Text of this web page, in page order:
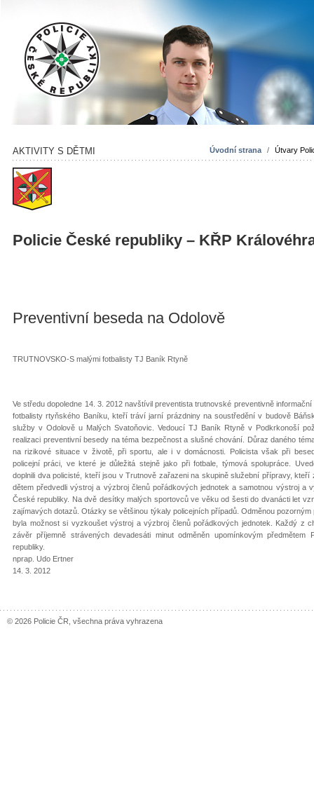
Úvodní strana / Útvary
AKTIVITY S DĚTMI
Policie České republiky – KŘP
Preventivní beseda na Odolově
TRUTNOVSKO-S malými fotbalisty TJ Baník Rtyně
Ve středu dopoledne 14. 3. 2012 navštívil preventista trutnovské preventivně informační
fotbalisty rtyňského Baníku, kteří tráví jarní prázdniny na soustředění v budově
služby v Odolově u Malých Svatoňovic. Vedoucí TJ Baník Rtyně v Podkrkonoší
realizaci preventivní besedy na téma bezpečnost a slušné chování. Důraz daného
na rizikové situace v životě, při sportu, ale i v domácnosti. Policista však při
policejní práci, ve které je důležitá stejně jako při fotbale, týmová spolupráce.
doplnili dva policisté, kteří jsou v Trutnově zařazeni na skupině služební přípravy, kteří
dětem předvedli výstroj a výzbroj členů pořádkových jednotek a samotnou výstroj a
České republiky. Na dvě desítky malých sportovců ve věku od šesti do dvanácti let
zajímavých dotazů. Otázky se většinou týkaly policejních případů. Odměnou pozorným
byla možnost si vyzkoušet výstroj a výzbroj členů pořádkových jednotek. Každý z
závěr příjemně strávených devadesáti minut odměněn upomínkovým předmětem
republiky.
nprap. Udo Ertner
14. 3. 2012
© 2026 Policie ČR, všechna práva vyhrazena